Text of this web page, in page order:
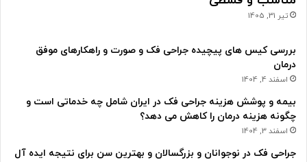
تیر 31, 1405
بررسی کیس های پیچیده جراحی فک و صورت و راهکارهای موفق
درمان
اسفند 4, 1404
بیمه و پوشش هزینه جراحی فک در ایران شامل چه خدماتی است و
چگونه هزینه درمان را کاهش می دهد؟
اسفند 3, 1404
جراحی فک در نوجوانان و بزرگسالان و بهترین سن برای نتیجه ایده آل